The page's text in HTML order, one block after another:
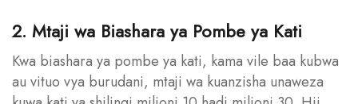
2. Mtaji wa Biashara ya Pombe ya Kati
Kwa biashara ya pombe ya kati, kama vile baa kubwa
au vituo vya burudani, mtaji wa kuanzisha unaweza